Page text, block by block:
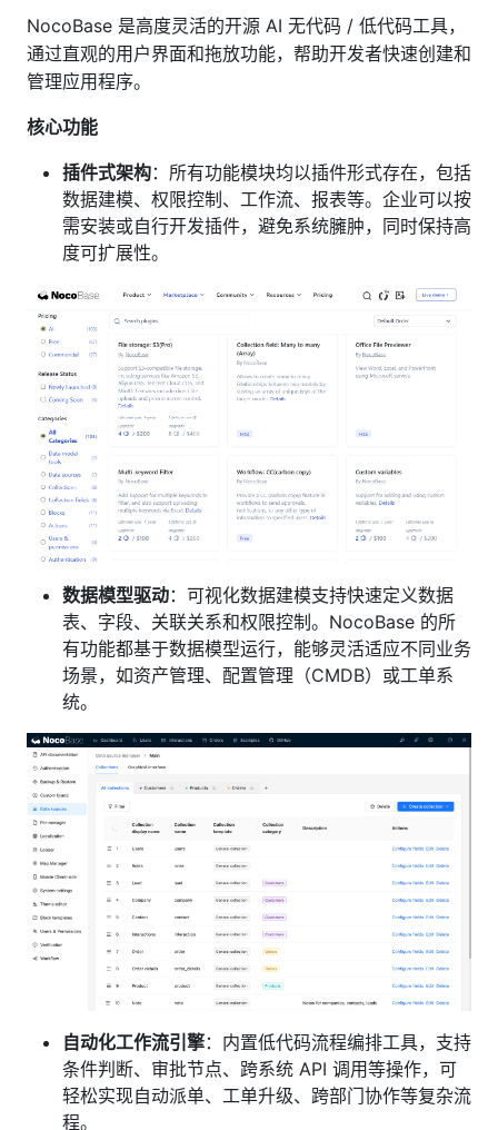
NocoBase 是高度灵活的开源 AI 无代码 / 低代码工具，
通过直观的用户界面和拖放功能，帮助开发者快速创建和
管理应用程序。
核心功能
插件式架构：所有功能模块均以插件形式存在，包括
数据建模、权限控制、工作流、报表等。企业可以按
需安装或自行开发插件，避免系统臃肿，同时保持高
度可扩展性。
数据模型驱动：可视化数据建模支持快速定义数据
表、字段、关联关系和权限控制。NocoBase 的所
有功能都基于数据模型运行，能够灵活适应不同业务
场景，如资产管理、配置管理（CMDB）或工单系
统。
自动化工作流引擎：内置低代码流程编排工具，支持
条件判断、审批节点、跨系统 API 调用等操作，可
轻松实现自动派单、工单升级、跨部门协作等复杂流
程。